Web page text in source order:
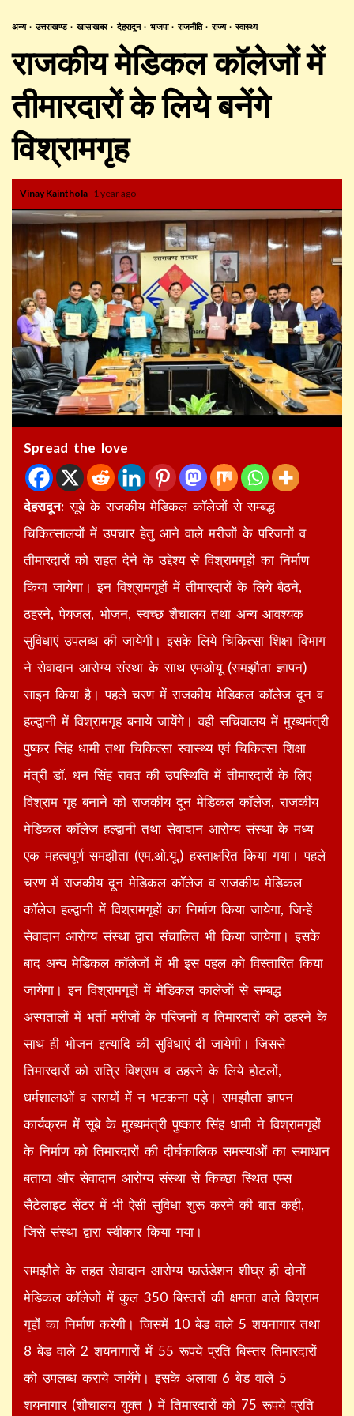
अन्य उत्तराखण्ड खास खबर देहरादून भाजपा राजनीति राज्य स्वास्थ्य
राजकीय मेडिकल कॉलेजों में
तीमारदारों के लिये बनेंगे
विश्रामगृह
Vinay Kainthola 1 year ago
Spread the love
देहरादून:सूबे के राजकीय मेडिकल कॉलेजों से सम्बद्ध
चिकित्सालयों में उपचार हेतु आने वाले मरीजों के परिजनों व
तीमारदारों को राहत देने के उद्देश्य से विश्रामगृहों का निर्माण
किया जायेगा। इन विश्रामगृहों में तीमारदारों के लिये बैठने,
ठहरने, पेयजल, भोजन, स्वच्छ शैचालय तथा अन्य आवश्यक
सुविधाएं उपलब्ध की जायेगी। इसके लिये चिकित्सा शिक्षा विभाग
ने सेवादान आरोग्य संस्था के साथ एमओयू (समझौता ज्ञापन)
साइन किया है। पहले चरण में राजकीय मेडिकल कॉलेज दून व
हल्द्वानी में विश्रामगृह बनाये जायेंगे। वही सचिवालय में मुख्यमंत्री
पुष्कर सिंह धामी तथा चिकित्सा स्वास्थ्य एवं चिकित्सा शिक्षा
मंत्री डॉ. धन सिंह रावत की उपस्थिति में तीमारदारों के लिए
विश्राम गृह बनाने को राजकीय दून मेडिकल कॉलेज, राजकीय
मेडिकल कॉलेज हल्द्वानी तथा सेवादान आरोग्य संस्था के मध्य
एक महत्वपूर्ण समझौता (एम.ओ.यू.) हस्ताक्षरित किया गया। पहले
चरण में राजकीय दून मेडिकल कॉलेज व राजकीय मेडिकल
कॉलेज हल्द्वानी में विश्रामगृहों का निर्माण किया जायेगा, जिन्हें
सेवादान आरोग्य संस्था द्वारा संचालित भी किया जायेगा। इसके
बाद अन्य मेडिकल कॉलेजों में भी इस पहल को विस्तारित किया
जायेगा। इन विश्रामगृहों में मेडिकल कालेजों से सम्बद्ध
अस्पतालों में भर्ती मरीजों के परिजनों व तिमारदारों को ठहरने के
साथ ही भोजन इत्यादि की सुविधाएं दी जायेगी। जिससे
तिमारदारों को रात्रि विश्राम व ठहरने के लिये होटलों,
धर्मशालाओं व सरायों में न भटकना पड़े। समझौता ज्ञापन
कार्यक्रम में सूबे के मुख्यमंत्री पुष्कार सिंह धामी ने विश्रामगृहों
के निर्माण को तिमारदारों की दीर्घकालिक समस्याओं का समाधान
बताया और सेवादान आरोग्य संस्था से किच्छा स्थित एम्स
सैटेलाइट सेंटर में भी ऐसी सुविधा शुरू करने की बात कही,
जिसे संस्था द्वारा स्वीकार किया गया।
समझौते के तहत सेवादान आरोग्य फाउंडेशन शीघ्र ही दोनों
मेडिकल कॉलेजों में कुल 350 बिस्तरों की क्षमता वाले विश्राम
गृहों का निर्माण करेगी। जिसमें 10 बेड वाले 5 शयनागार तथा
8 बेड वाले 2 शयनागारों में 55 रूपये प्रति बिस्तर तिमारदारों
को उपलब्ध कराये जायेंगे। इसके अलावा 6 बेड वाले 5
शयनागार (शौचालय युक्त ) में तिमारदारों को 75 रूपये प्रति